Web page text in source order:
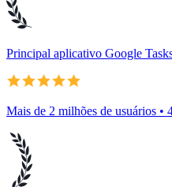
Principal aplicativo Google
Mais de 2 milhões de usuários •